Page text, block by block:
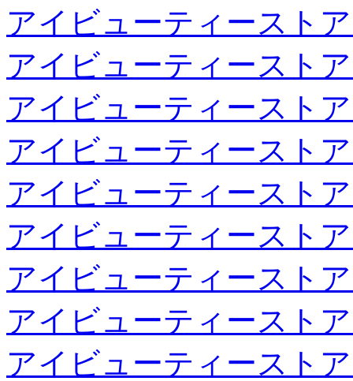
アイビューティースト
アイビューティースト
アイビューティースト
アイビューティースト
アイビューティースト
アイビューティースト
アイビューティースト
アイビューティースト
アイビューティースト